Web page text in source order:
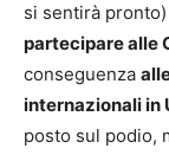
si sentirà
partecipare alle
conseguenza
internazionali in
posto sul podio,